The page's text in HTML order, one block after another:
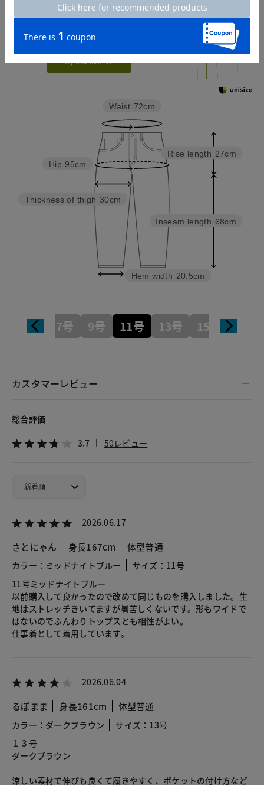
Check the recommended size
Inseam length 68cm
Rise length 27cm
Hem width 20.5cm
Thickness of thigh 30cm
Hip 95cm
Waist 72cm
5号 7号 9号 11号 13号 15号
カスタマーレビュー
総合評価
3.7 50レビュー
2026.06.17
さとにゃん 身長167cm 体型普通
カラー：ミッドナイトブルー
サイズ：11号
11号ミッドナイトブルー
以前購入して良かったので改めて同じものを購入しました。生
地はストレッチきいてますが暑苦しくないです。形もワイドで
はないのでふんわりトップスとも相性がよい。
仕事着として着用しています。
2026.06.04
るぽまま 身長161cm 体型普通
カラー：ダークブラウン
サイズ：13号
１３号
ダークブラウン
涼しい素材で伸びも良くて履きやすく、ポケットの付け方など